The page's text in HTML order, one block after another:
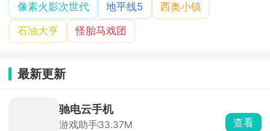
像素火影次世代 地平线5
西奥小镇
石油大亨
怪胎马戏团
最新更新
驰电云手机
游戏助手33.37M
查看